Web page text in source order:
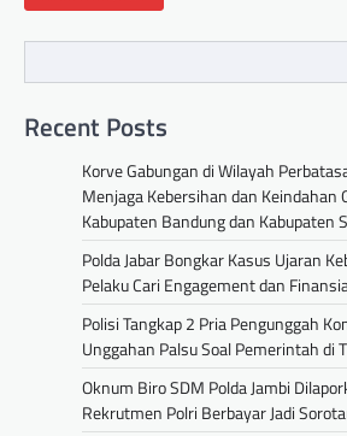
Recent Posts
Korve Gabungan di Wilayah
Menjaga Kebersihan dan Keindahan
Kabupaten Bandung dan Kabupaten
Polda Jabar Bongkar Kasus Ujaran
Pelaku Cari Engagement dan
Polisi Tangkap 2 Pria Pengunggah
Unggahan Palsu Soal Pemerintah di
Oknum Biro SDM Polda Jambi
Rekrutmen Polri Berbayar Jadi